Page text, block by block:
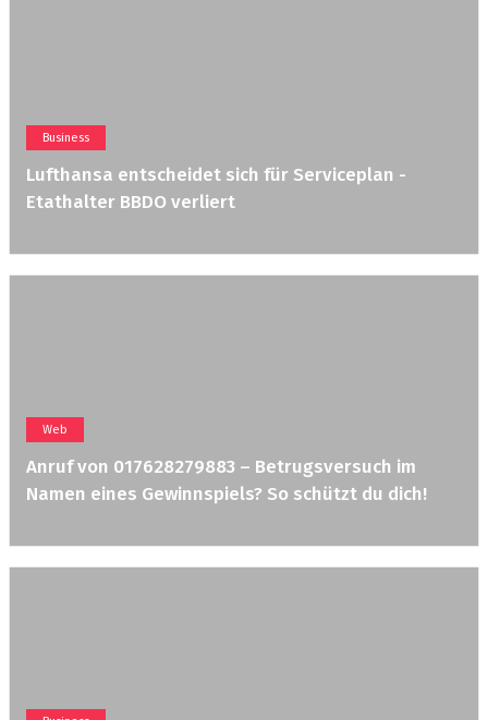
Business
Lufthansa entscheidet sich für Serviceplan -
Etathalter BBDO verliert
Web
Anruf von 017628279883 – Betrugsversuch im
Namen eines Gewinnspiels? So schützt du dich!